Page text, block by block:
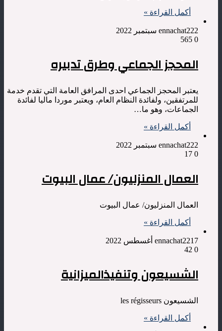
أكمل القراءة »
ennachat222 سبتمبر 2022
0
المحجز الجماعي وطرق تدبيره
يعتبر المحجز الجماعي احدى المرافق العامة التي تقدم خدمة
للمرتفقين، ولفائدة النظام العام، ويعتبر موردا ماليا لفائدة
الجماعات، وهو ما…
أكمل القراءة »
ennachat222 سبتمبر 2022
0
العمال المنزليون/ عمال البيوت
العمال المنزليون/ عمال البيوت
أكمل القراءة »
ennachat2217 أغسطس 2022
0
الشسيعون وتنفيذالميزانية
الشسيعون les régisseurs
أكمل القراءة »